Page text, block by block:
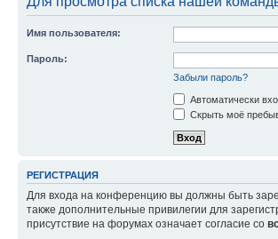
Имя пользователя:
Пароль:
Забыли пароль?
Автоматически
Скрыть моё
РЕГИСТРАЦИЯ
Для входа на конференцию вы должны быть
также дополнительные привилегии для
присутствие на форумах означает согласие со